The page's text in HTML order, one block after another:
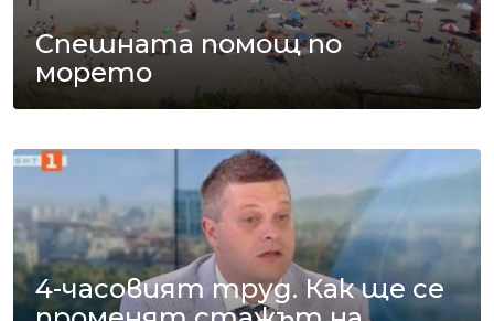
Спешната помощ по
морето
4-часовият труд. Как ще се